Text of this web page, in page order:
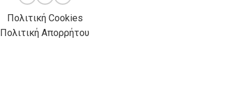
Πολιτική Cookies
Πολιτική Απορρήτου